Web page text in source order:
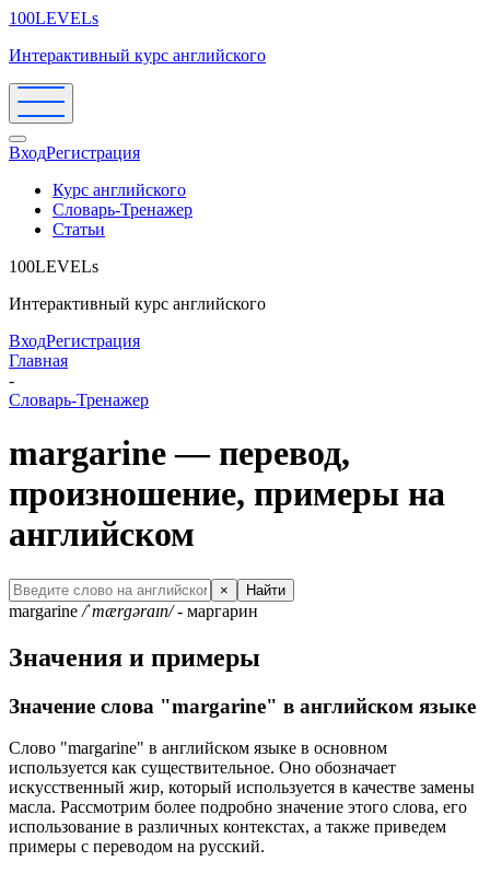
100LEVELs
Интерактивный курс английского
ВходРегистрация
Курс английского
Словарь-Тренажер
Статьи
100LEVELs
Интерактивный курс английского
ВходРегистрация
Главная
-
Словарь-Тренажер
margarine — перевод,
произношение, примеры на
английском
× Найти
margarine /ˈmærɡəraɪn/- маргарин
Значения и примеры
Значение слова "margarine" в английском языке
Слово "margarine" в английском языке в основном
используется как существительное. Оно обозначает
искусственный жир, который используется в качестве замены
масла. Рассмотрим более подробно значение этого слова, его
использование в различных контекстах, а также приведем
примеры с переводом на русский.